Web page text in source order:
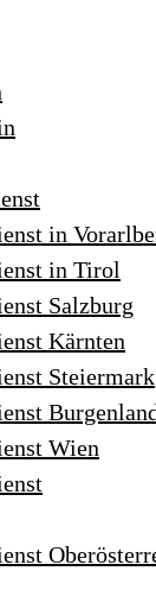
in
in Tirol
Salzburg
Kärnten
Steiermark
Wien